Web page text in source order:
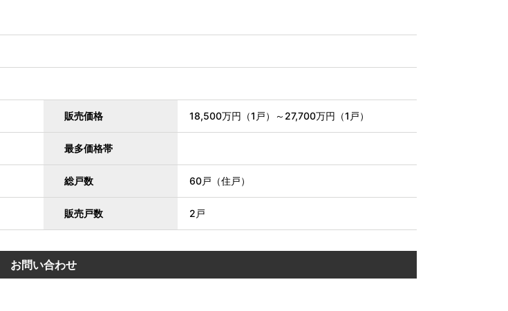
販売価格 18,500万円（1戸）～27,700万円（1戸）
最多価格帯
総戸数 60戸（住戸）
販売戸数 2戸
お問い合わせ